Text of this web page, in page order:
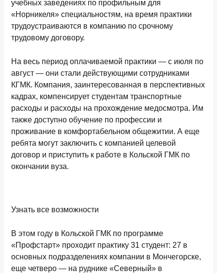
учебных заведениях по профильным для
«Норникеля» специальностям, на время практики
трудоустраиваются в компанию по срочному
трудовому договору.
На весь период оплачиваемой практики — с июля по
август — они стали действующими сотрудниками
КГМК. Компания, заинтересованная в перспективных
кадрах, компенсирует студентам транспортные
расходы и расходы на прохождение медосмотра. Им
также доступно обучение по профессии и
проживание в комфортабельном общежитии. А еще
ребята могут заключить с компанией целевой
договор и приступить к работе в Кольской ГМК по
окончании вуза.
Узнать все возможности
В этом году в Кольской ГМК по программе
«Профстарт» проходит практику 31 студент: 27 в
основных подразделениях компании в Мончегорске,
еще четверо — на руднике «Северный» в